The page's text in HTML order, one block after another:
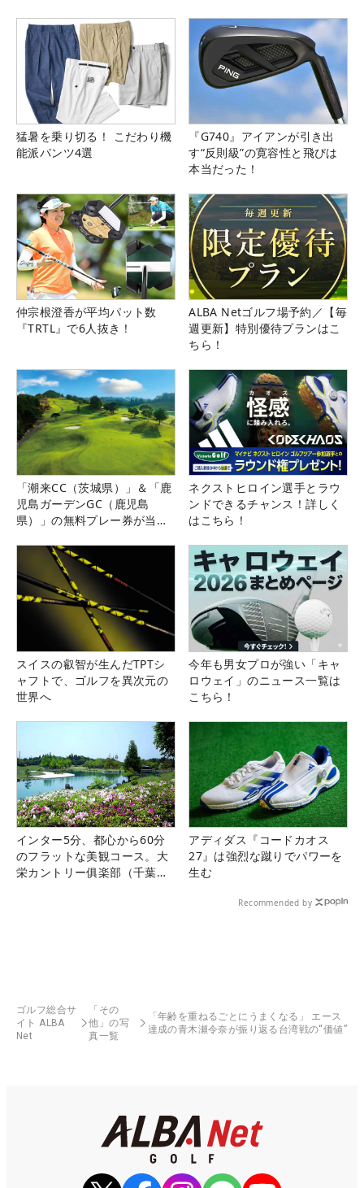
猛暑を乗り切る！ こだわり機
能派パンツ4選
『G740』アイアンが引き出
す“反則級”の寛容性と飛びは
本当だった！
仲宗根澄香が平均パット数
『TRTL』で6人抜き！
ALBA Netゴルフ場予約／【毎
週更新】特別優待プランはこ
ちら！
「潮来CC（茨城県）」＆「鹿
児島ガーデンGC（鹿児島
県）」の無料プレー券が当た
ネクストヒロイン選手とラウ
ンドできるチャンス！詳しく
はこちら！
スイスの叡智が生んだTPTシ
ャフトで、ゴルフを異次元の
世界へ
今年も男女プロが強い「キャ
ロウェイ」のニュース一覧は
こちら！
インター5分、都心から60分
のフラットな美観コース。大
栄カントリー俱楽部（千葉
アディダス『コードカオス
27』は強烈な蹴りでパワーを
生む
Recommended by
ゴルフ総合サ
イト ALBA
Net
「その
他」の写
真一覧
「年齢を重ねるごとにうまくなる」 エース
達成の青木瀬令奈が振り返る台湾戦の“価値”